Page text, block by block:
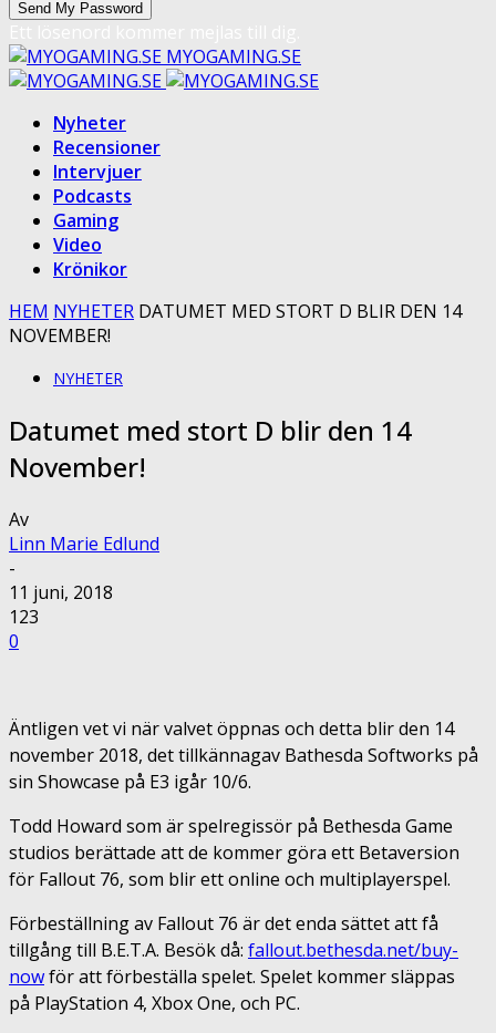
MYOGAMING.SE
Nyheter
Recensioner
Intervjuer
Podcasts
Gaming
Video
Krönikor
HEM NYHETER DATUMET MED STORT D BLIR DEN 14
NOVEMBER!
NYHETER
Datumet med stort D blir den 14
November!
Av
Linn Marie Edlund
-
11 juni, 2018
123
0
Äntligen vet vi när valvet öppnas och detta blir den 14
november 2018, det tillkännagav Bathesda Softworks på
sin Showcase på E3 igår 10/6.
Todd Howard som är spelregissör på Bethesda Game
studios berättade att de kommer göra ett Betaversion
för Fallout 76, som blir ett online och multiplayerspel.
Förbeställning av Fallout 76 är det enda sättet att få
tillgång till B.E.T.A. Besök då: fallout.bethesda.net/buy-
nowför att förbeställa spelet. Spelet kommer släppas
på PlayStation 4, Xbox One, och PC.